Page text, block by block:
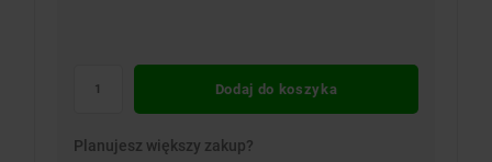
Dodaj do koszyka
Planujesz większy zakup?